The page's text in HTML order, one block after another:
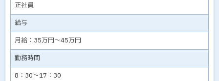
正社員
給与
月給：35万円～45万円
勤務時間
8：30～17：30